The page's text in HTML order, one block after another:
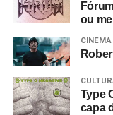
ou
CINEMA
Type
capa